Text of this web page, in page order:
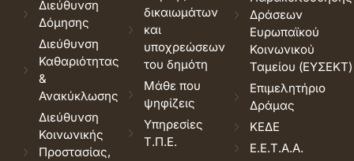
Διεύθυνση
Δόμησης
Διεύθυνση
Καθαριότητας
&
Ανακύκλωσης
Διεύθυνση
Κοινωνικής
Προστασίας,
δικαιωμάτων
και
υποχρεώσεων
του δημότη
Μάθε που
ψηφίζεις
Υπηρεσίες
Τ.Π.Ε.
Δράσεων
Ευρωπαϊκού
Κοινωνικού
Ταμείου (ΕΥΣΕΚΤ)
Επιμελητήριο
Δράμας
ΚΕΔΕ
Ε.Ε.Τ.Α.Α.